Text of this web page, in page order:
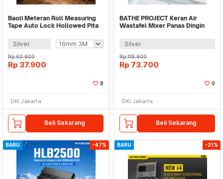
Baoli Meteran Roll Measuring
Tape Auto Lock Hollowed Pita
Silver
Rp60.900
Rp 37.900
8
DKI Jakarta
Beli Sekarang
BATHE PROJECT Keran Air
Wastafel Mixer Panas Dingin
Silver
Rp118.900
Rp 73.700
0
DKI Jakarta
Beli Sekarang
BARU -47% BARU -21%